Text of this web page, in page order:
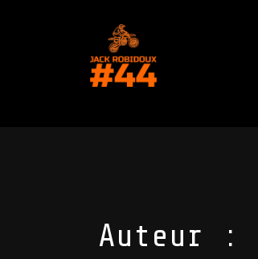
Auteur :